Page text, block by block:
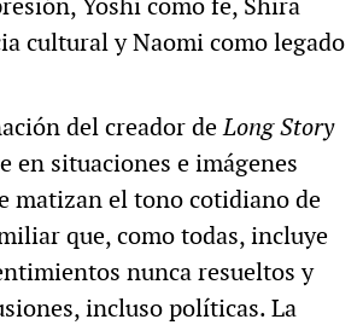
cultural y Naomi como legado
del creador deLong Story
en situaciones e imágenes
matizan el tono cotidiano de
que, como todas, incluye
nunca resueltos y
incluso políticas. La